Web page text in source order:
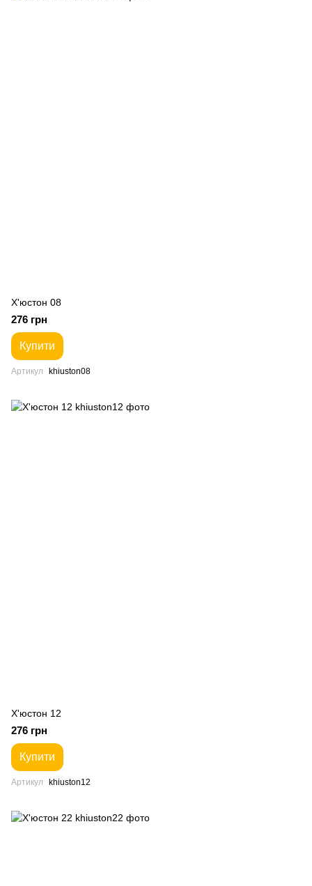
Х'юстон 08
276 грн
Купити
Артикул khiuston08
Х'юстон 12
276 грн
Купити
Артикул khiuston12